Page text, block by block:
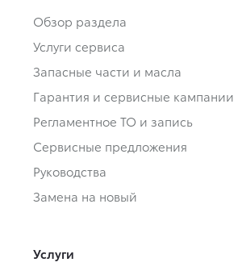
Обзор раздела
Услуги сервиса
Запасные части и масла
Гарантия и сервисные кампании
Регламентное ТО и запись
Сервисные предложения
Руководства
Замена на новый
Услуги